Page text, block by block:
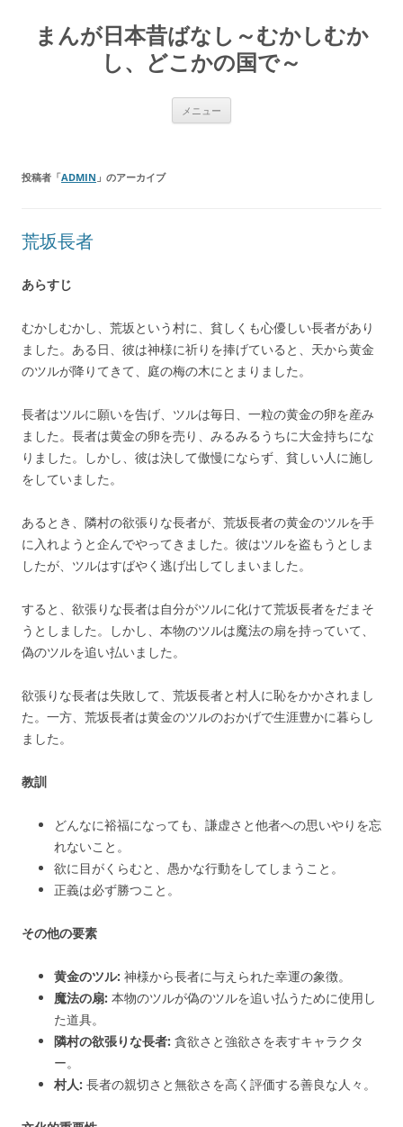
まんが日本昔ばなし～むかしむか
し、どこかの国で～
メニュー
投稿者「ADMIN 」のアーカイブ
荒坂長者
あらすじ
むかしむかし、荒坂という村に、貧しくも心優しい長者があり
ました。ある日、彼は神様に祈りを捧げていると、天から黄金
のツルが降りてきて、庭の梅の木にとまりました。
長者はツルに願いを告げ、ツルは毎日、一粒の黄金の卵を産み
ました。長者は黄金の卵を売り、みるみるうちに大金持ちにな
りました。しかし、彼は決して傲慢にならず、貧しい人に施し
をしていました。
あるとき、隣村の欲張りな長者が、荒坂長者の黄金のツルを手
に入れようと企んでやってきました。彼はツルを盗もうとしま
したが、ツルはすばやく逃げ出してしまいました。
すると、欲張りな長者は自分がツルに化けて荒坂長者をだまそ
うとしました。しかし、本物のツルは魔法の扇を持っていて、
偽のツルを追い払いました。
欲張りな長者は失敗して、荒坂長者と村人に恥をかかされまし
た。一方、荒坂長者は黄金のツルのおかげで生涯豊かに暮らし
ました。
教訓
どんなに裕福になっても、謙虚さと他者への思いやりを忘
れないこと。
欲に目がくらむと、愚かな行動をしてしまうこと。
正義は必ず勝つこと。
その他の要素
黄金のツル: 神様から長者に与えられた幸運の象徴。
魔法の扇: 本物のツルが偽のツルを追い払うために使用し
た道具。
隣村の欲張りな長者: 貪欲さと強欲さを表すキャラクタ
ー。
村人: 長者の親切さと無欲さを高く評価する善良な人々。